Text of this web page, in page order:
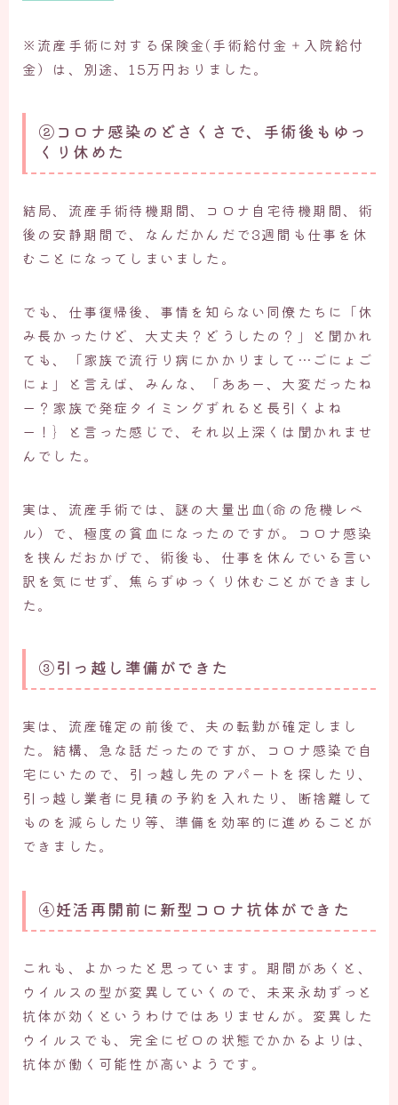
※流産手術に対する保険金(手術給付金＋入院給付
金）は、別途、15万円おりました。
②コロナ感染のどさくさで、手術後もゆっ
くり休めた
結局、流産手術待機期間、コロナ自宅待機期間、術
後の安静期間で、なんだかんだで3週間も仕事を休
むことになってしまいました。
でも、仕事復帰後、事情を知らない同僚たちに「休
み長かったけど、大丈夫？どうしたの？」と聞かれ
ても、「家族で流行り病にかかりまして…ごにょご
にょ」と言えば、みんな、「ああー、大変だったね
ー？家族で発症タイミングずれると長引くよね
ー！｝と言った感じで、それ以上深くは聞かれませ
んでした。
実は、流産手術では、謎の大量出血(命の危機レベ
ル）で、極度の貧血になったのですが。コロナ感染
を挟んだおかげで、術後も、仕事を休んでいる言い
訳を気にせず、焦らずゆっくり休むことができまし
た。
③引っ越し準備ができた
実は、流産確定の前後で、夫の転勤が確定しまし
た。結構、急な話だったのですが、コロナ感染で自
宅にいたので、引っ越し先のアパートを探したり、
引っ越し業者に見積の予約を入れたり、断捨離して
ものを減らしたり等、準備を効率的に進めることが
できました。
④妊活再開前に新型コロナ抗体ができた
これも、よかったと思っています。期間があくと、
ウイルスの型が変異していくので、未来永劫ずっと
抗体が効くというわけではありませんが。変異した
ウイルスでも、完全にゼロの状態でかかるよりは、
抗体が働く可能性が高いようです。